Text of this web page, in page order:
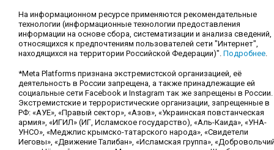
На информационном ресурсе применяются рекомендательные
технологии (информационные технологии предоставления
информации на основе сбора, систематизации и анализа сведений,
относящихся к предпочтениям пользователей сети "Интернет",
находящихся на территории Российской Федерации)". Подробнее.
*Meta Platforms признана экстремистской организацией, её
деятельность в России запрещена, а также принадлежащие ей
социальные сети Facebook и Instagram так же запрещены в России.
Экстремистские и террористические организации, запрещенные в
РФ: «АУЕ», «Правый сектор», «Азов», «Украинская повстанческая
армия», «ИГИЛ» (ИГ, Исламское государство), «Аль-Каида», «УНА-
УНСО», «Меджлис крымско-татарского народа», «Свидетели
Иеговы», «Движение Талибан», «Исламская группа»,